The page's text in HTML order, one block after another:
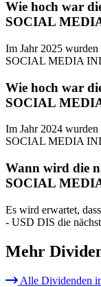
Wie hoch war
SOCIAL
Im Jahr 2025
SOCIAL MEDIA
Wie hoch war
SOCIAL
Im Jahr 2024
SOCIAL MEDIA
Wann wird die
SOCIAL
Es wird erwartet,
- USD DIS die
Mehr
Alle Dividenden